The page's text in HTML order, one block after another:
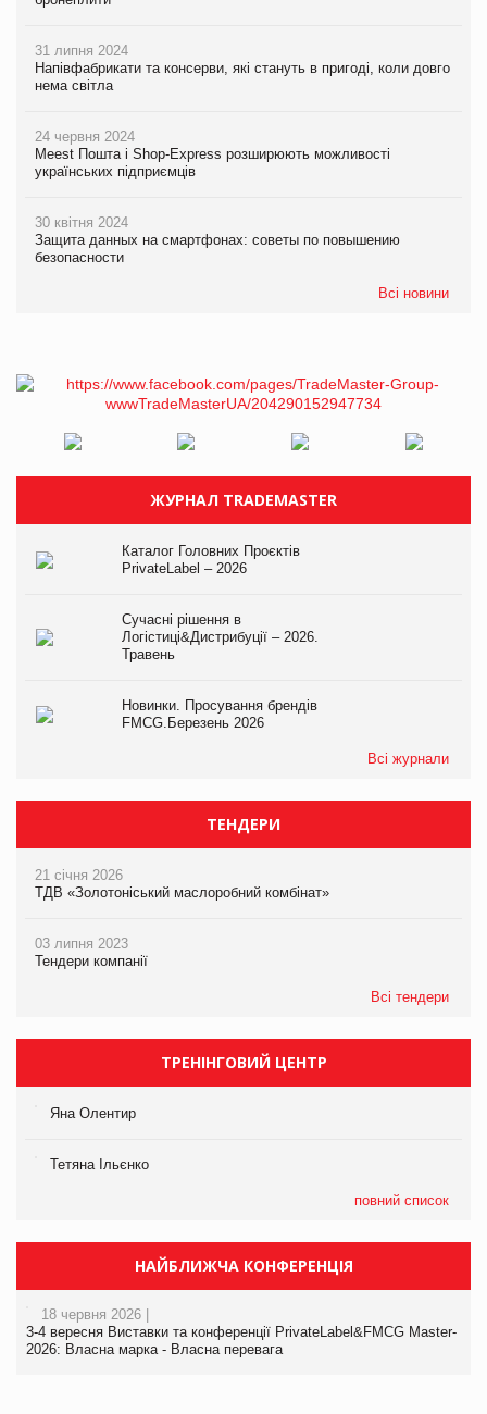
31 липня 2024
Напівфабрикати та консерви, які стануть в пригоді, коли довго
нема світла
24 червня 2024
Meest Пошта і Shop-Express розширюють можливості
українських підприємців
30 квітня 2024
Защита данных на смартфонах: советы по повышению
безопасности
Всі новини
ЖУРНАЛ TRADEMASTER
Каталог Головних Проєктів
PrivateLabel – 2026
Сучасні рішення в
Логістиці&Дистрибуції – 2026.
Травень
Новинки. Просування брендів
FMCG.Березень 2026
Всі журнали
ТЕНДЕРИ
21 січня 2026
ТДВ «Золотоніський маслоробний комбінат»
03 липня 2023
Тендери компанії
Всі тендери
ТРЕНІНГОВИЙ ЦЕНТР
Яна Олентир
Тетяна Ільєнко
повний список
НАЙБЛИЖЧА КОНФЕРЕНЦІЯ
18 червня 2026 |
3-4 вересня Виставки та конференції PrivateLabel&FMCG Master-
2026: Власна марка - Власна перевага